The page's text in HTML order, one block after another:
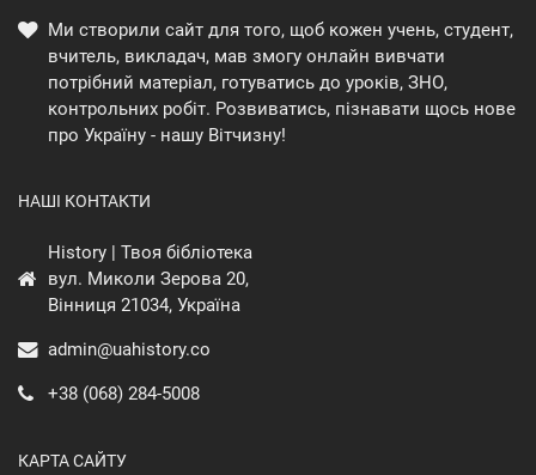
Ми створили сайт для того, щоб кожен учень, студент,
вчитель, викладач, мав змогу онлайн вивчати
потрібний матеріал, готуватись до уроків, ЗНО,
контрольних робіт. Розвиватись, пізнавати щось нове
про Україну - нашу Вітчизну!
НАШІ КОНТАКТИ
History | Твоя бібліотека
вул. Миколи Зерова 20,
Вінниця 21034, Україна
admin@uahistory.co
+38 (068) 284-5008
КАРТА САЙТУ